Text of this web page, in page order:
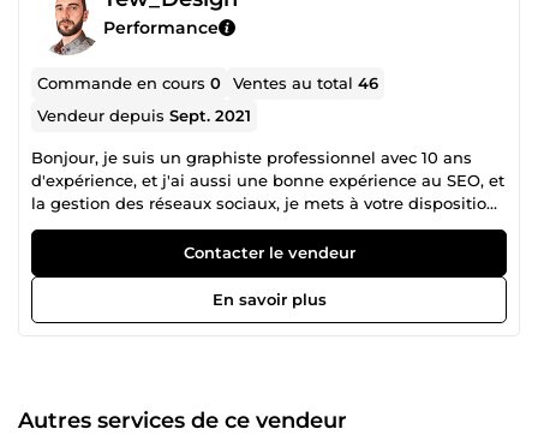
Performance
Commande en cours0 Ventes au total46
Vendeur depuisSept. 2021
Bonjour, je suis un graphiste professionnel avec 10 ans
d'expérience, et j'ai aussi une bonne expérience au SEO, et
la gestion des réseaux sociaux, je mets à votre disposition
mon professionnalisme et mon gout du travail bien fait.
Contacter le vendeur
En savoir plus
Autres services de ce vendeur